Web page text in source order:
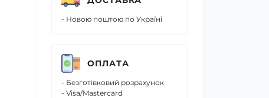
- Новою поштою по Україні
ОПЛАТА
- Безготівковий розрахунок
- Visa/Mastercard